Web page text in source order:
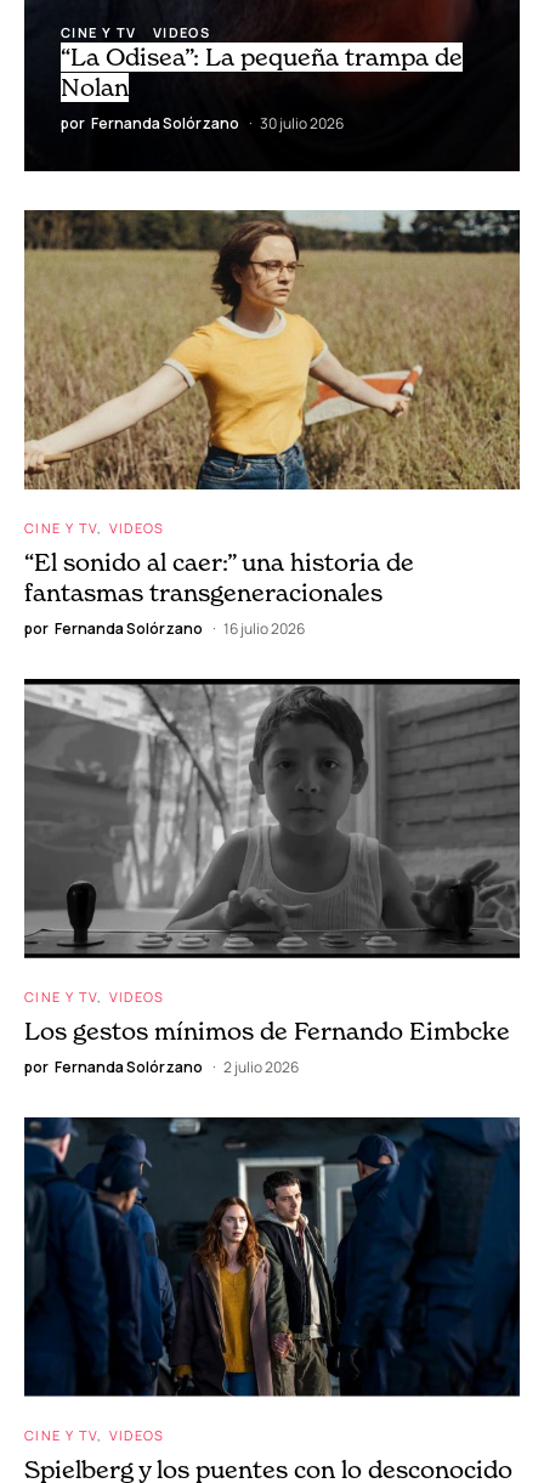
CINE Y TV VIDEOS
“La Odisea”: La pequeña trampa de
Nolan
por Fernanda Solórzano 30 julio 2026
CINE Y TV VIDEOS
“El sonido al caer:” una historia de
fantasmas transgeneracionales
por Fernanda Solórzano 16 julio 2026
CINE Y TV VIDEOS
Los gestos mínimos de Fernando Eimbcke
por Fernanda Solórzano 2 julio 2026
CINE Y TV VIDEOS
Spielberg y los puentes con lo desconocido